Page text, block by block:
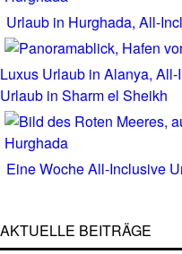
Urlaub in Hurghada, All-
Luxus Urlaub in Alanya,
Urlaub in Sharm el Sheikh
Eine Woche All-Inclusive
AKTUELLE BEITRÄGE